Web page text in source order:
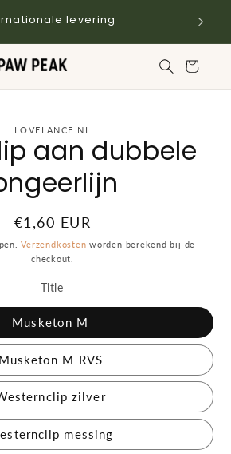
levering
Winkelwagen
LOVELANCE.NL
aan dubbele
Normale
prijs
€1,60 EUR
Verzendkosten worden berekend bij de
checkout.
Title
Musketon M
Musketon M RVS
zilver
messing